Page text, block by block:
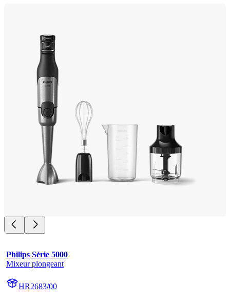
Philips Série 5000
Mixeur plongeant
HR2683/00